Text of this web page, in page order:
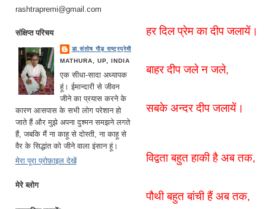
rashtrapremi@gmail.com
संक्षिप्त परिचय
डा.संतोष गौड़ राष्ट्रप्रेमी
MATHURA, UP, INDIA
एक सीधा-सादा अध्यापक
हूं। ईमान्दारी से जीवन
जीने का प्रयास करने के
कारण आसपास के सभी लोग परेशान हो
जाते हैं और मुझे अपना दुश्मन समझने लगते
हैं, जबकि मैं ना काहू से दोस्ती, ना काहू से
वैर के सिद्धांत को जीने वाला इंसान हूं।
मेरा पूरा प्रोफ़ाइल देखें
मेरे ब्लोग
हर दिल प्रेम का दीप जलायें।
बाहर दीप जले न जले,
सबके अन्दर दीप जलायें।
विद्वता बहुत हाकी है अब तक,
पौथी बहुत बांची हैं अब तक,